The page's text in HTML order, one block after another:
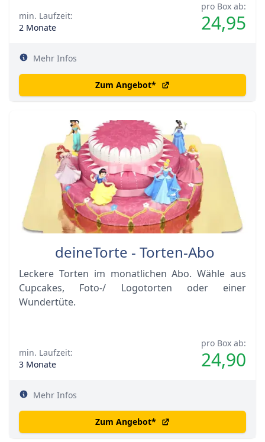
pro Box ab:
24,95
min. Laufzeit:
2 Monate
Mehr Infos
Zum Angebot*
deineTorte - Torten-Abo
Leckere Torten im monatlichen Abo. Wähle aus
Cupcakes, Foto-/ Logotorten oder einer
Wundertüte.
pro Box ab:
24,90
min. Laufzeit:
3 Monate
Mehr Infos
Zum Angebot*